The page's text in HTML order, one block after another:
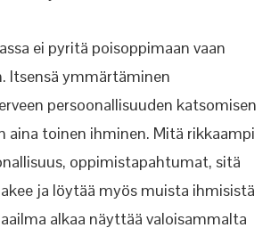
ei pyritä poisoppimaan vaan
Itsensä ymmärtäminen
persoonallisuuden katsomisen
aina toinen ihminen. Mitä rikkaampi
oppimistapahtumat, sitä
ja löytää myös muista ihmisistä
alkaa näyttää valoisammalta